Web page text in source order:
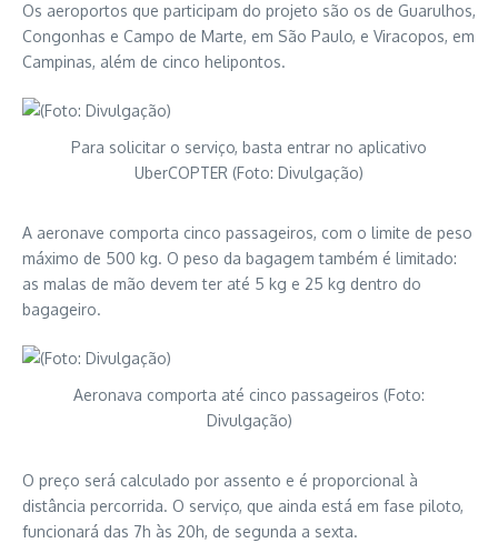
Os aeroportos que participam do projeto são os de Guarulhos,
Congonhas e Campo de Marte, em São Paulo, e Viracopos, em
Campinas, além de cinco helipontos.
Para solicitar o serviço, basta entrar no aplicativo
UberCOPTER (Foto: Divulgação)
A aeronave comporta cinco passageiros, com o limite de peso
máximo de 500 kg. O peso da bagagem também é limitado:
as malas de mão devem ter até 5 kg e 25 kg dentro do
bagageiro.
Aeronava comporta até cinco passageiros (Foto:
Divulgação)
O preço será calculado por assento e é proporcional à
distância percorrida. O serviço, que ainda está em fase piloto,
funcionará das 7h às 20h, de segunda a sexta.